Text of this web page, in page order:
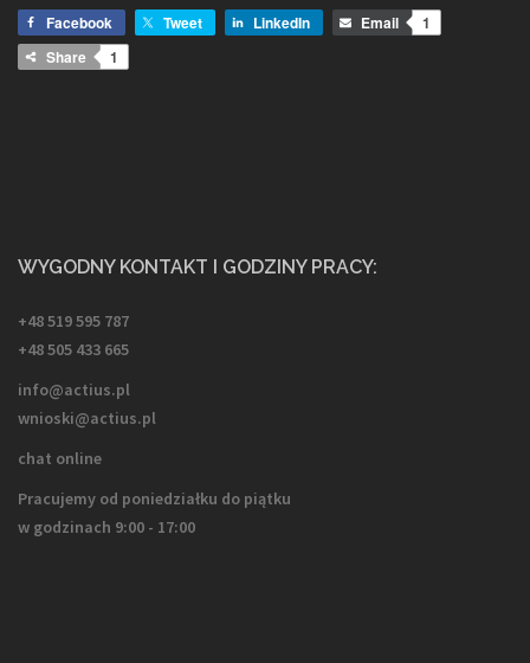
Facebook
Tweet LinkedIn Email
1
Share
1
WYGODNY KONTAKT I GODZINY PRACY:
+48 519 595 787
+48 505 433 665
info@actius.pl
wnioski@actius.pl
chat online
Pracujemy od poniedziałku do piątku
w godzinach 9:00 - 17:00